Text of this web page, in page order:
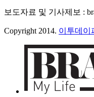
보도자료 및 기사제보 :
Copyright 2014. 이투데이